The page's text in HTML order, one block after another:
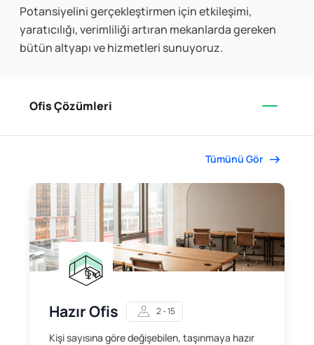
Potansiyelini gerçekleştirmen için etkileşimi,
yaratıcılığı, verimliliği artıran mekanlarda gereken
bütün altyapı ve hizmetleri sunuyoruz.
Ofis Çözümleri
Tümünü Gör
Hazır Ofis 2 - 15
Kişi sayısına göre değişebilen, taşınmaya hazır